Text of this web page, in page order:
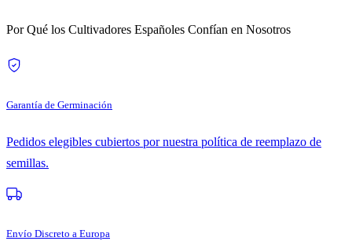
Por Qué los Cultivadores Españoles Confían en Nosotros
Garantía de Germinación
Pedidos elegibles cubiertos por nuestra política de reemplazo de
semillas.
Envío Discreto a Europa